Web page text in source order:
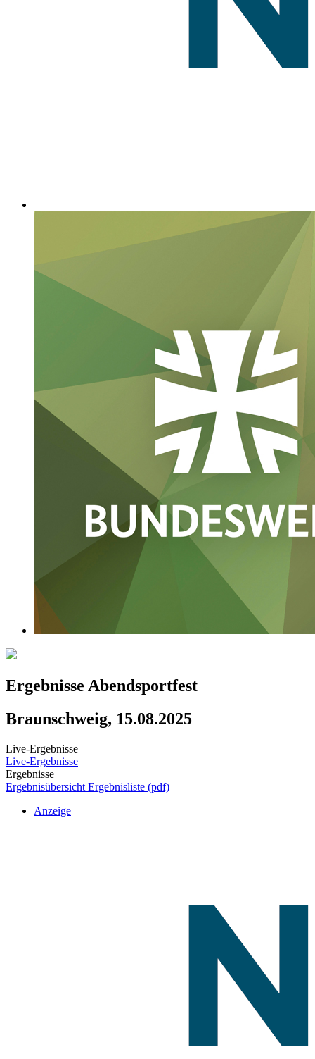
Ergebnisse Abendsportfest
Braunschweig, 15.08.2025
Live-Ergebnisse
Live-Ergebnisse
Ergebnisse
Ergebnisübersicht Ergebnisliste (pdf)
Anzeige